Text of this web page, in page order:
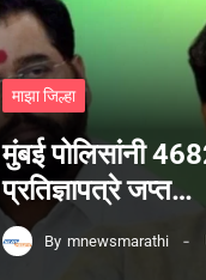
माझा जिल्हा
मुंबई पोलिसांनी
प्रतिज्ञापत्रे जप्त…
By mnewsmarathi